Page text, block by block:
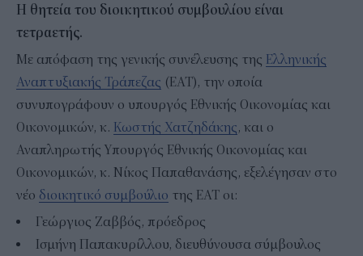
Η θητεία του διοικητικού συμβουλίου είναι
τετραετής.
Με απόφαση της γενικής συνέλευσης της Ελληνικής
Αναπτυξιακής Τράπεζας (ΕΑΤ), την οποία
συνυπογράφουν ο υπουργός Εθνικής Οικονομίας και
Οικονομικών, κ. Κωστής Χατζηδάκης, και ο
Αναπληρωτής Υπουργός Εθνικής Οικονομίας και
Οικονομικών, κ. Νίκος Παπαθανάσης, εξελέγησαν στο
νέο διοικητικό συμβούλιο της ΕΑΤ οι:
Γεώργιος Ζαββός, πρόεδρος
Ισμήνη Παπακυρίλλου, διευθύνουσα σύμβουλος